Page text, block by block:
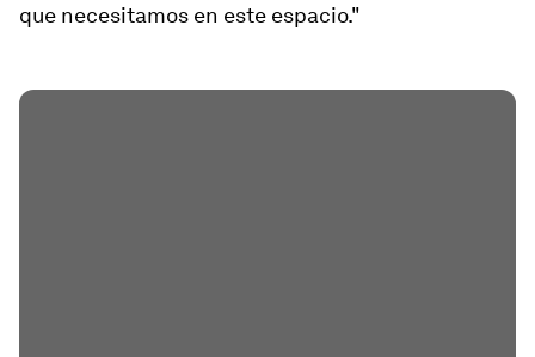
que necesitamos en este espacio."